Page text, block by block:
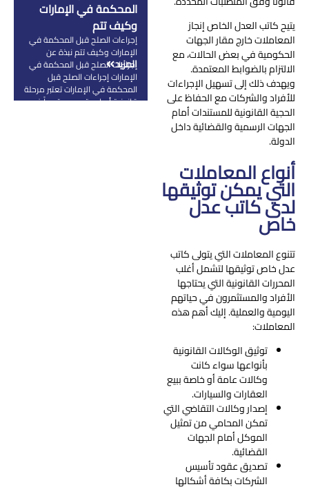
المحكمة في الإمارات
وكيف تتم
إجراءات الصلح قبل المحكمة في
الإمارات وكيف تتم نبذة عن
إجراءات الصلح قبل المحكمة في
الإمارات إجراءات الصلح قبل
المحكمة في الإمارات تعتبر مرحلة
قانونية أساسية ومهمة جداً في
المزيد
يتيح كاتب العدل الخاص إنجاز
المعاملات خارج مقار الجهات
الحكومية في بعض الحالات، مع
الالتزام بالضوابط المعتمدة.
ويهدف ذلك إلى تسهيل الإجراءات
للأفراد والشركات مع الحفاظ على
الحجية القانونية للمستندات أمام
الجهات الرسمية والقضائية داخل
الدولة.
أنواع المعاملات
التي يمكن توثيقها
لدى كاتب عدل
خاص
تتنوع المعاملات التي يتولى كاتب
عدل خاص توثيقها لتشمل أغلب
المحررات القانونية التي يحتاجها
الأفراد والمستثمرون في حياتهم
اليومية والعملية. إليك أهم هذه
المعاملات:
توثيق الوكالات القانونية
بأنواعها سواء كانت
وكالات عامة أو خاصة ببيع
العقارات والسيارات.
إصدار وكالات التقاضي التي
تمكن المحامي من تمثيل
الموكل أمام الجهات
القضائية.
تصديق عقود تأسيس
الشركات بكافة أشكالها